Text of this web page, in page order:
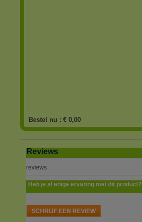
Bestel nu : € 0,00
Reviews
reviews
Heb je al enige ervaring met dit product?
SCHRIJF EEN REVIEW